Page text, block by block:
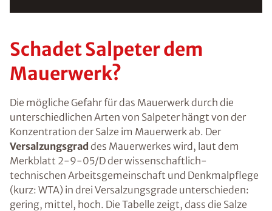
Schadet Salpeter dem
Mauerwerk?
Die mögliche Gefahr für das Mauerwerk durch die
unterschiedlichen Arten von Salpeter hängt von der
Konzentration der Salze im Mauerwerk ab. Der
Versalzungsgrad des Mauerwerkes wird, laut dem
Merkblatt 2-9-05/D der wissenschaftlich-
technischen Arbeitsgemeinschaft und Denkmalpflege
(kurz: WTA) in drei Versalzungsgrade unterschieden:
gering, mittel, hoch. Die Tabelle zeigt, dass die Salze